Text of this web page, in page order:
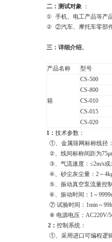
二： 测试对象 ：
① 手机、电工产品等产
② ②汽车、摩托车零部
三： 详细介绍、
产品名称 型号
箱
CS-500
CS-800
CS-010
CS-015
CS-020
1 ： 技术参数：
①、金属筛网标称线径
②、线间标称间距为
③、气流速度：≤2m/s或
④、砂尘灰尘量：2～
⑤、振动真空泵流量控
⑥、振动时间：1～
⑦ 试验时间：1min～
⑧ 电源电压：AC220V/
2 ： 控制系统：
①、采用进口可编程逻